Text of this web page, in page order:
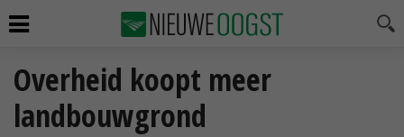
Overheid koopt meer
landbouwgrond